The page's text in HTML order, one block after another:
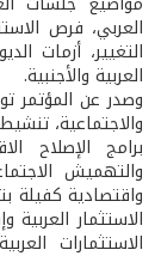
العربي، فرص
التغيير، أزمات
العربية والأجنبية.
وصدر عن المؤتمر
والاجتماعية،
برامج الإصلاح
والتهميش
واقتصادية كفيلة
الاستثمار العربية
الاستثمارات